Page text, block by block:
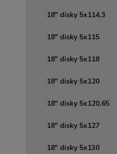
18" disky 5x114,3
18" disky 5x115
18" disky 5x118
18" disky 5x120
18" disky 5x120,65
18" disky 5x127
18" disky 5x130